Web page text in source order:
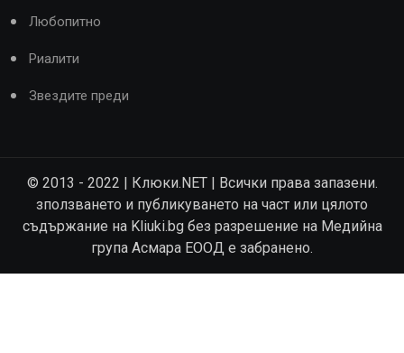
Любопитно
Риалити
Звездите преди
© 2013 - 2022 | Клюки.NET | Всички права запазени.
зползването и публикуването на част или цялото
съдържание на Kliuki.bg без разрешение на Медийна
група Асмара ЕООД е забранено.